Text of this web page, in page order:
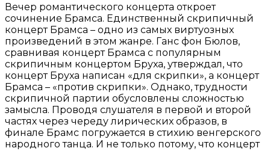
Вечер романтического концерта откроет
сочинение Брамса. Единственный скрипичный
концерт Брамса – одно из самых виртуозных
произведений в этом жанре. Ганс фон Бюлов,
сравнивая концерт Брамса с популярным
скрипичным концертом Бруха, утверждал, что
концерт Бруха написан «для скрипки», а концерт
Брамса – «против скрипки». Однако, трудности
скрипичной партии обусловлены сложностью
замысла. Проводя слушателя в первой и второй
частях через череду лирических образов, в
финале Брамс погружается в стихию венгерского
народного танца. И не только потому, что концерт